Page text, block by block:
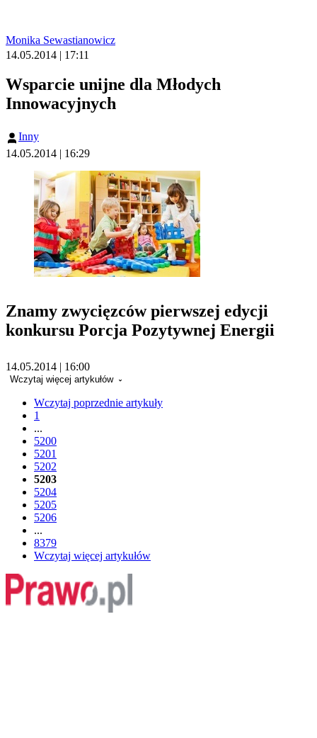
Monika Sewastianowicz
14.05.2014 | 17:11
Wsparcie unijne dla Młodych
Innowacyjnych
Inny
14.05.2014 | 16:29
Znamy zwycięzców pierwszej edycji
konkursu Porcja Pozytywnej Energii
14.05.2014 | 16:00
Wczytaj więcej artykułów
Wczytaj poprzednie artykuły
1
...
5200
5201
5202
5203
5204
5205
5206
...
8379
Wczytaj więcej artykułów